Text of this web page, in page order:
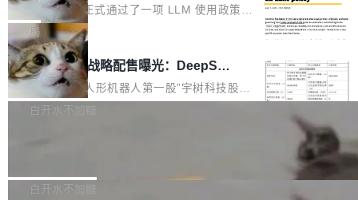
等内容展开系统讲解和实战交流，帮助企业进一
步了解开源鸿蒙在智能...
据：2025 年全年 10 亿次 commit。现在，每周
2.75 亿次，全年预计 140 亿次。GitHub...
上，Prime Agent + Opus 5 的组合达到了 95.
5% RHAE Best@1，超过了 ARC 报告的人类专
家基线 95.4%。 不是又一个 coding agent 包装
器 Prime Agent 的架构和市面上大多数 coding
agent 有本质区别。大多数 agent harness 的设
计是基于早期模型的能力—...
止，但你要承认哪些代码不是你写的
Rust 语言项目正式通过了一项 LLM 使用政策，
覆盖 rust-lang/rust 单一仓库的代码贡献。这不
是项目级别的官方立场，目前由五个团队采纳，
但它可能是主流开源项目中关于 AI 辅助贡献最
细致的一份规则。 政策的核心只有一句话：LLM
可以用来分析、提炼、审阅、建议，但不能用来
不得生成涉及安全性的关键变更，除非作者本身
局
宇树科技 IPO 战略配售曝光：DeepSe
ek 获配 93.3 万股，锁定 36 个月
8月6日晚间，“人形机器人第一股”宇树科技股份
有限公司披露IPO发行价格及战略配售结果，杭
36个月。 公告显示，本次宇树科技战略配售对
白开水不加糖
Bug fixes and enhancements 修复多次传递同
白开水不加糖